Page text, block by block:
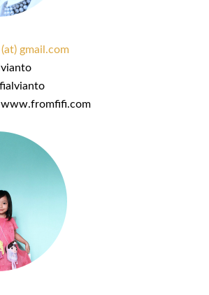
gmail.com
www.fromfifi.com